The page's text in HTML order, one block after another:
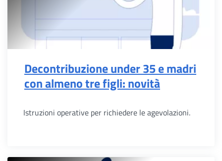
Decontribuzione under 35 e madri
con almeno tre figli: novità
Istruzioni operative per richiedere le agevolazioni.